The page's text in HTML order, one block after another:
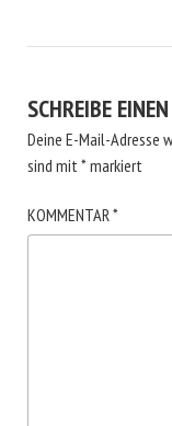
SCHREIBE
Deine E-Mail-
sind mit*markiert
KOMMENTAR*